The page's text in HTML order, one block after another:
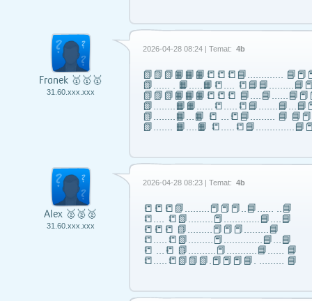
Franek 🥇🥇🥇
31.60.xxx.xxx
2026-04-28 08:24 | Temat: 4b
📗📗📗📙📙📙📒📒📒📘……..…..
📗...... . 📙…..📙📒….
📗📗📗📙📙📙📒📒📒
📗……..📙…📙 📒 …📒📘……... 📘
📗……. 📙….📙
Alex 🥈🥈🥈
31.60.xxx.xxx
2026-04-28 08:23 | Temat: 4b
📒📒📒📗………📕📕📕..📘…… ..📘
📒…. 📒📗………📕………….📘….📘
📒📒📒 📗………📕📕📕………📘
📒…..📒📗………📕…………..📘…📘
📒 …📒 📗……….📕………..📘…… 📘
📒…..📒📗📗📗.📕📕📕📘. ……… 📘